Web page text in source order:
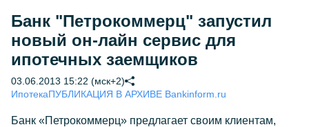
Банк "Петрокоммерц" запустил
новый он-лайн сервис для
ипотечных заемщиков
03.06.2013 15:22 (мск+2)
ИпотекаПУБЛИКАЦИЯ В АРХИВЕ Bankinform.ru
Банк «Петрокоммерц» предлагает своим клиентам,